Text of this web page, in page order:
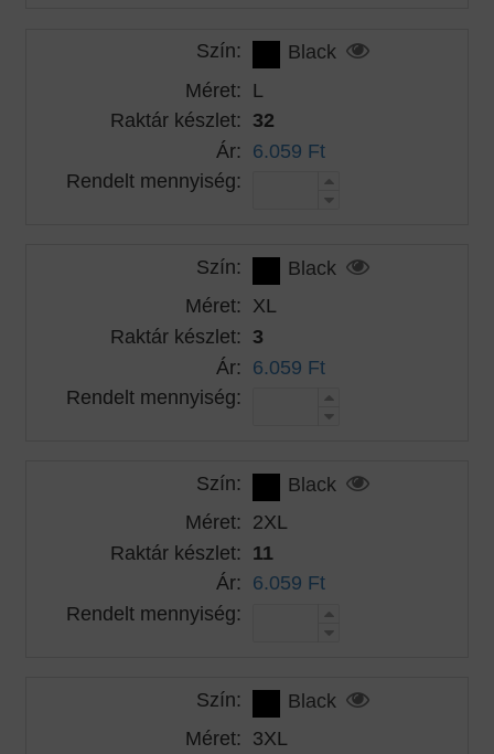
Szín:
Black
Méret: L
Raktár készlet: 32
Ár: 6.059 Ft
Rendelt mennyiség:
Szín:
Black
Méret: XL
Raktár készlet: 3
Ár: 6.059 Ft
Rendelt mennyiség:
Szín:
Black
Méret: 2XL
Raktár készlet: 11
Ár: 6.059 Ft
Rendelt mennyiség:
Szín:
Black
Méret: 3XL